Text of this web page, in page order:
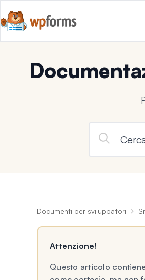
Documenti per sviluppatori
Attenzione!
Questo articolo